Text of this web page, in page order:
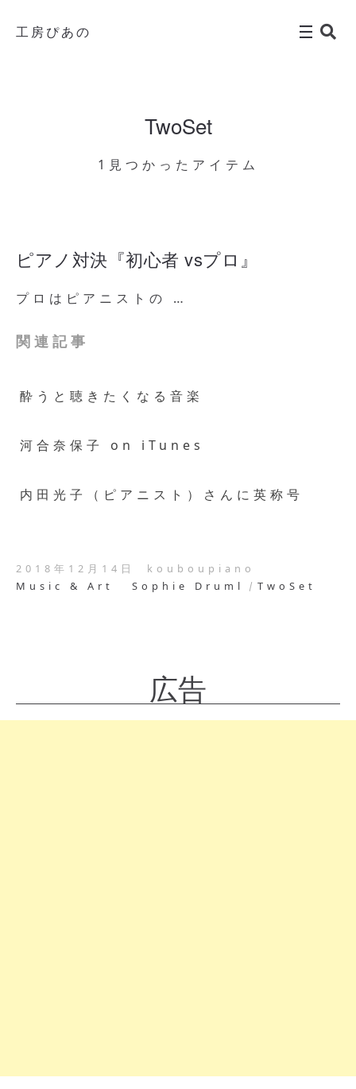
工房ぴあの
TwoSet
1見つかったアイテム
ピアノ対決『初心者 vsプロ』
プロはピアニストの …
関連記事
酔うと聴きたくなる音楽
河合奈保子 on iTunes
内田光子（ピアニスト）さんに英称号
2018年12月14日
kouboupiano
Music & Art
Sophie Druml TwoSet
広告